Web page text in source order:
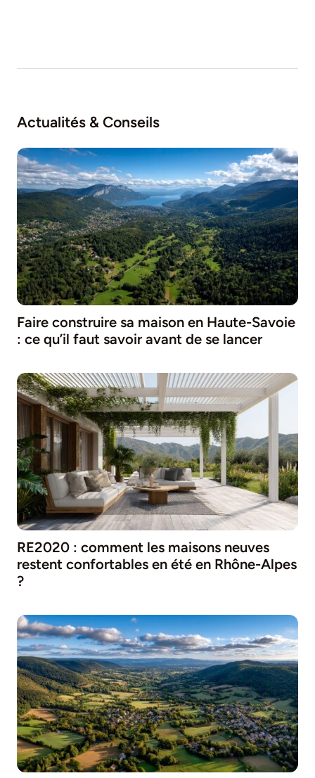
Actualités & Conseils
Faire construire sa maison en Haute-Savoie
: ce qu’il faut savoir avant de se lancer
RE2020 : comment les maisons neuves
restent confortables en été en Rhône-Alpes
?